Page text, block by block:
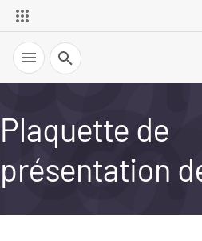
Recherche
Plaquette de
présentation